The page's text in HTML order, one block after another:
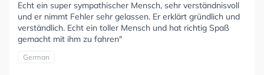
Echt ein super sympathischer Mensch, sehr verständnisvoll
und er nimmt Fehler sehr gelassen. Er erklärt gründlich und
verständlich. Echt ein toller Mensch und hat richtig Spaß
gemacht mit ihm zu fahren"
German